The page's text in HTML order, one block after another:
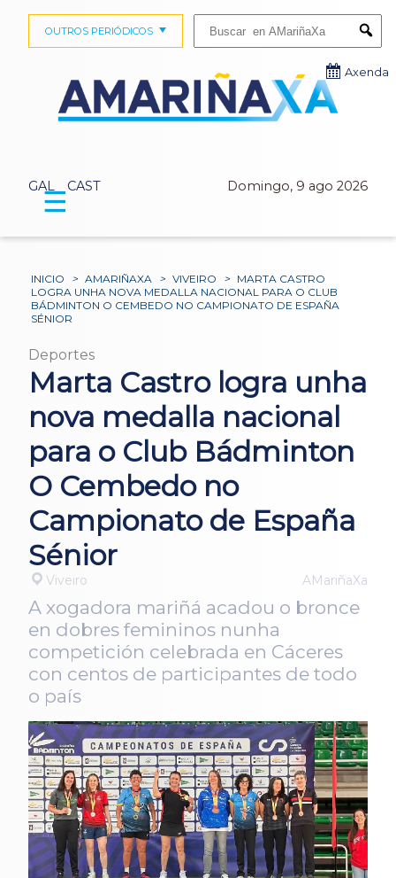
GAL CAST Domingo, 9 ago 2026
OUTROS PERIÓDICOS
Axenda
☰
INICIO > AMARIÑAXA > VIVEIRO > MARTA CASTRO
LOGRA UNHA NOVA MEDALLA NACIONAL PARA O CLUB
BÁDMINTON O CEMBEDO NO CAMPIONATO DE ESPAÑA
SÉNIOR
Deportes
Marta Castro logra unha
nova medalla nacional
para o Club Bádminton
O Cembedo no
Campionato de España
Sénior
Viveiro AMariñaXa
A xogadora mariñá acadou o bronce
en dobres femininos nunha
competición celebrada en Cáceres
con centos de participantes de todo
o país